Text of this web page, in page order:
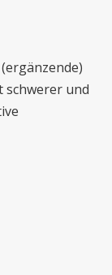
schwerer und